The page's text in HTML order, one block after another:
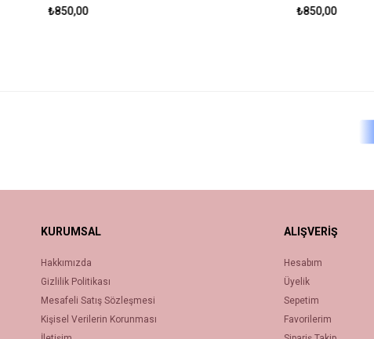
₺850,00 ₺850,00
KURUMSAL
Hakkımızda
Gizlilik Politikası
Mesafeli Satış Sözleşmesi
Kişisel Verilerin Korunması
ALIŞVERİŞ
Hesabım
Üyelik
Sepetim
Favorilerim